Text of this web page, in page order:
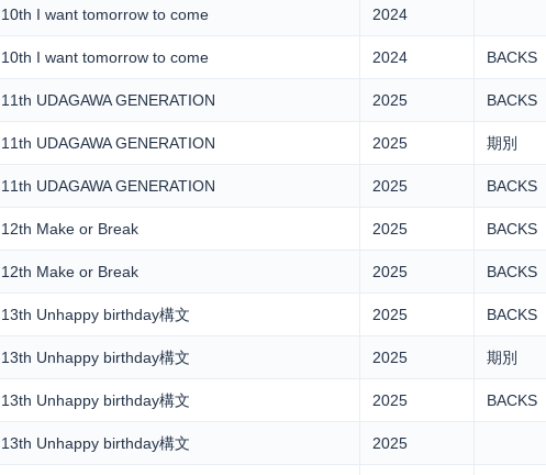
I want tomorrow to come 2024
I want tomorrow to come 2024 BACKS
UDAGAWA GENERATION 2025 BACKS
UDAGAWA GENERATION 2025 期別
UDAGAWA GENERATION 2025 BACKS
Make or Break 2025 BACKS
Make or Break 2025 BACKS
Unhappy birthday構文 2025 BACKS
Unhappy birthday構文 2025 期別
Unhappy birthday構文 2025 BACKS
Unhappy birthday構文 2025